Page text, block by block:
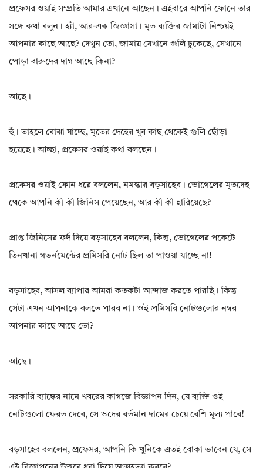
প্রফেসর ওয়াই সম্প্রতি আমার এখানে আছেন। এইবারে আপনি ফোনে তার
সঙ্গে কথা বলুন। হ্যাঁ, আর-এক জিজ্ঞাসা। মৃত ব্যক্তির জামাটা নিশ্চয়ই
আপনার কাছে আছে? দেখুন তো, জামায় যেখানে গুলি ঢুকেছে, সেখানে
পোড়া বারুদের দাগ আছে কিনা?
আছে।
হুঁ। তাহলে বোঝা যাচ্ছে, মৃতের দেহের খুব কাছ থেকেই গুলি ছোঁড়া
হয়েছে। আচ্ছা, প্রফেসর ওয়াই কথা বলছেন।
প্রফেসর ওয়াই ফোন ধরে বললেন, নমস্কার বড়সাহেব। ভোগেলের মৃতদেহ
থেকে আপনি কী কী জিনিস পেয়েছেন, আর কী কী হারিয়েছে?
প্রাপ্ত জিনিসের ফর্দ দিয়ে বড়সাহেব বললেন, কিন্তু, ভোগেলের পকেটে
তিনখানা গভর্নমেন্টের প্রমিসরি নোট ছিল তা পাওয়া যাচ্ছে না!
বড়সাহেব, আসল ব্যাপার আমরা কতকটা আন্দাজ করতে পারছি। কিন্তু
সেটা এখন আপনাকে বলতে পারব না। ওই প্রমিসরি নোটগুলোর নম্বর
আপনার কাছে আছে তো?
আছে।
সরকারি ব্যাঙ্কের নামে খবরের কাগজে বিজ্ঞাপন দিন, যে ব্যক্তি ওই
নোটগুলো ফেরত দেবে, সে ওদের বর্তমান দামের চেয়ে বেশি মূল্য পাবে!
বড়সাহেব বললেন, প্রফেসর, আপনি কি খুনিকে এতই বোকা ভাবেন যে, সে